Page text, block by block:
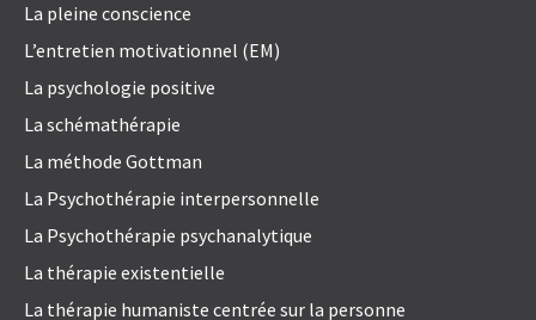
La pleine conscience
L’entretien motivationnel (EM)
La psychologie positive
La schémathérapie
La méthode Gottman
La Psychothérapie interpersonnelle
La Psychothérapie psychanalytique
La thérapie existentielle
La thérapie humaniste centrée sur la personne